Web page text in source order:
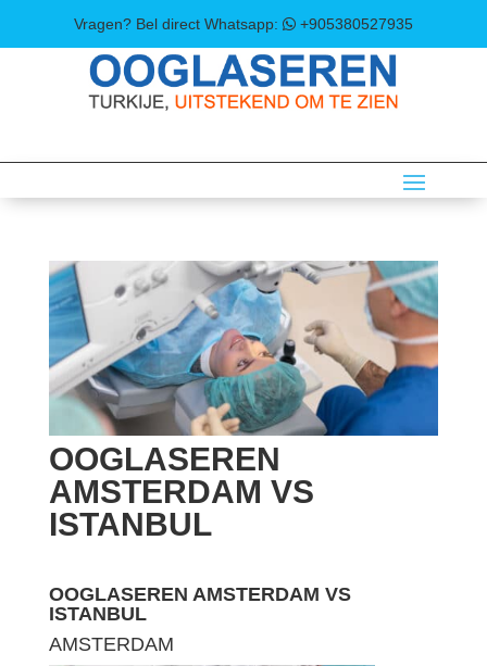
Vragen? Bel direct Whatsapp: +905380527935
OOGLASEREN
AMSTERDAM VS
ISTANBUL
OOGLASEREN AMSTERDAM VS
ISTANBUL
AMSTERDAM